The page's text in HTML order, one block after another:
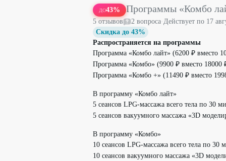
ДО43% Программы «Комбо
5 отзывов 2 вопроса·Действует по 17
Скидка до 43%
Распространяется на программы
Программа «Комбо лайт» (6200 ₽ вместо
Программа «Комбо» (9900 ₽ вместо 18000
Программа «Комбо +» (11490 ₽ вместо
В программу «Комбо лайт»
5 сеансов LPG-массажа всего тела по 30
5 сеансов вакуумного массажа «3D
В программу «Комбо»
10 сеансов LPG-массажа всего тела по 30
10 сеансов вакуумного массажа «3D